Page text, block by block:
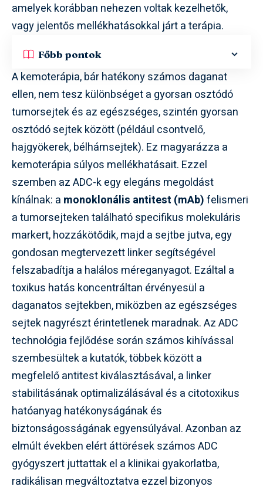
amelyek korábban nehezen voltak kezelhetők,
vagy jelentős mellékhatásokkal járt a terápia.
Főbb pontok
A kemoterápia, bár hatékony számos daganat
ellen, nem tesz különbséget a gyorsan osztódó
tumorsejtek és az egészséges, szintén gyorsan
osztódó sejtek között (például csontvelő,
hajgyökerek, bélhámsejtek). Ez magyarázza a
kemoterápia súlyos mellékhatásait. Ezzel
szemben az ADC-k egy elegáns megoldást
kínálnak: a monoklonális antitest (mAb)felismeri
a tumorsejteken található specifikus molekuláris
markert, hozzákötődik, majd a sejtbe jutva, egy
gondosan megtervezett linker segítségével
felszabadítja a halálos méreganyagot. Ezáltal a
toxikus hatás koncentráltan érvényesül a
daganatos sejtekben, miközben az egészséges
sejtek nagyrészt érintetlenek maradnak. Az ADC
technológia fejlődése során számos kihívással
szembesültek a kutatók, többek között a
megfelelő antitest kiválasztásával, a linker
stabilitásának optimalizálásával és a citotoxikus
hatóanyag hatékonyságának és
biztonságosságának egyensúlyával. Azonban az
elmúlt években elért áttörések számos ADC
gyógyszert juttattak el a klinikai gyakorlatba,
radikálisan megváltoztatva ezzel bizonyos